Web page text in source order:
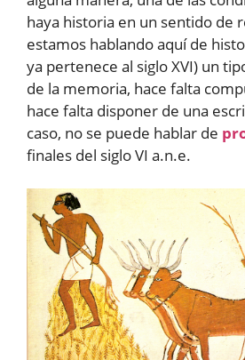
haya historia en un sentido de
estamos hablando aquí de
ya pertenece al siglo XVI) un
de la memoria, hace falta
hace falta disponer de una
caso, no se puede hablar de
finales del siglo VI a.n.e.